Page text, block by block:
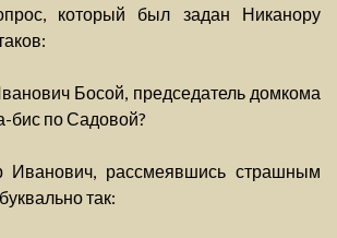
который был задан Никанору
Босой, председатель домкома
бис по Садовой?
Иванович, рассмеявшись страшным
так: